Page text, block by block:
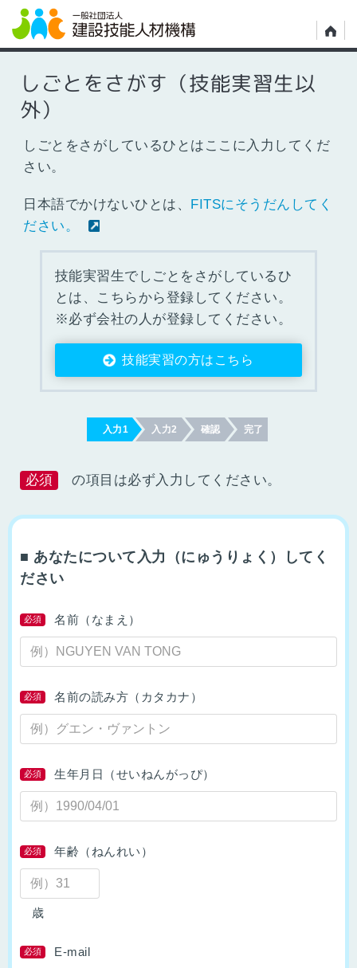
しごとをさがす（技能実習生以
外）
しごとをさがしているひとはここに入力してくだ
さい。
日本語でかけないひとは、
FITSにそうだんしてく
ださい。
技能実習生でしごとをさがしているひ
とは、こちらから登録してください。
※必ず会社の人が登録してください。
技能実習の方はこちら
入力1 入力2 確認 完了
必須 の項目は必ず入力してください。
■ あなたについて入力（にゅうりょく）してく
ださい
必須 名前（なまえ）
必須 名前の読み方（カタカナ）
必須 生年月日（せいねんがっぴ）
必須 年齢（ねんれい）
歳
必須 E-mail